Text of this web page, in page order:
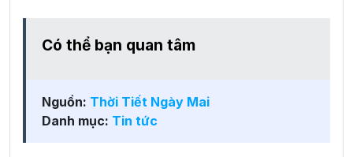
Có thể bạn quan tâm
Nguồn: Thời Tiết Ngày Mai
Danh mục: Tin tức